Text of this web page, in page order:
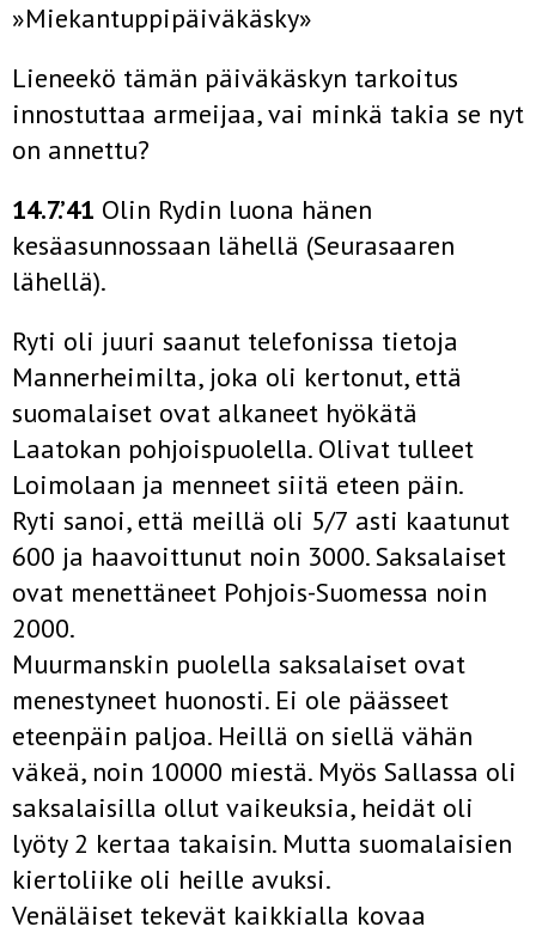
»Miekantuppipäiväkäsky»
Lieneekö tämän päiväkäskyn tarkoitus
innostuttaa armeijaa, vai minkä takia se nyt
on annettu?
14.7.’41 Olin Rydin luona hänen
kesäasunnossaan lähellä (Seurasaaren
lähellä).
Ryti oli juuri saanut telefonissa tietoja
Mannerheimilta, joka oli kertonut, että
suomalaiset ovat alkaneet hyökätä
Laatokan pohjoispuolella. Olivat tulleet
Loimolaan ja menneet siitä eteen­ päin.
Ryti sanoi, että meillä oli 5/7 asti kaatunut
600 ja haavoittunut noin 3000. Saksalaiset
ovat menettäneet Pohjois-Suomessa noin
2000.
Muurmanskin puolella saksalaiset ovat
menestyneet huonosti. Ei ole päässeet
eteenpäin paljoa. Heillä on siellä vähän
väkeä, noin 10000 miestä. Myös Sallassa oli
saksalaisilla ollut vaikeuksia, heidät oli
lyöty 2 kertaa takaisin. Mutta suomalaisien
kiertoliike oli heille avuksi.
Venäläiset tekevät kaikkialla kovaa